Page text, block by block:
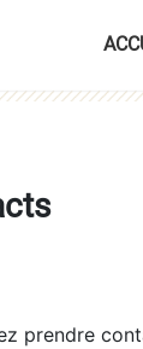
prendre